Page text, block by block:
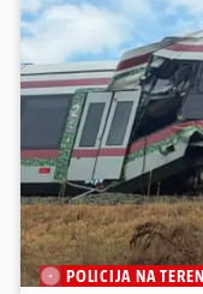
POLICIJA NA